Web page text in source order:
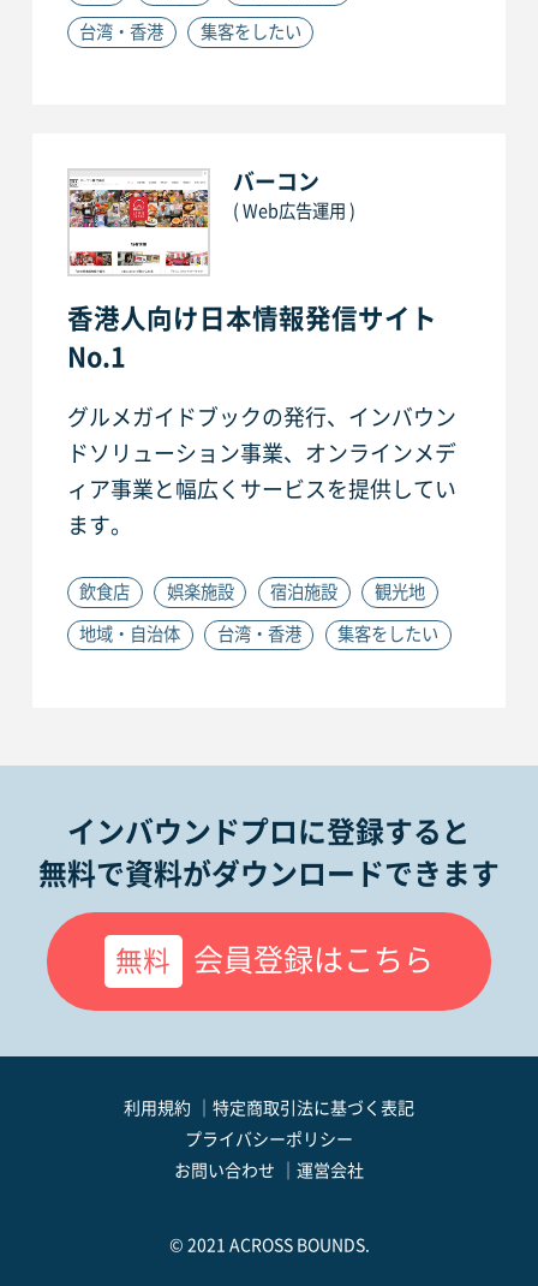
台湾・香港 集客をしたい
バーコン
( Web広告運用 )
香港人向け日本情報発信サイト
No.1
グルメガイドブックの発行、インバウン
ドソリューション事業、オンラインメデ
ィア事業と幅広くサービスを提供してい
ます。
飲食店 娯楽施設 宿泊施設 観光地
地域・自治体 台湾・香港 集客をしたい
インバウンドプロに登録すると
無料で資料がダウンロードできます
無料 会員登録はこちら
利用規約
特定商取引法に基づく表記
プライバシーポリシー
お問い合わせ
運営会社
© 2021 ACROSS BOUNDS.